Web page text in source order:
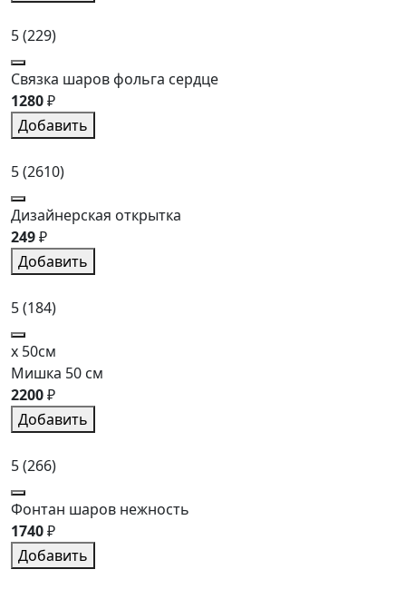
5(229)
Связка шаров фольга сердце
1280₽
Добавить
5(2610)
Дизайнерская открытка
249₽
Добавить
5(184)
x 50см
Мишка 50 см
2200₽
Добавить
5(266)
Фонтан шаров нежность
1740₽
Добавить